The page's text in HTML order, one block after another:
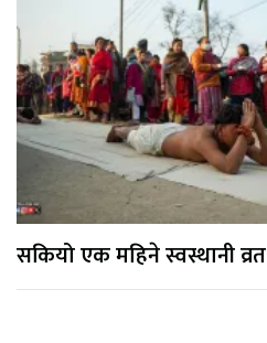
सकियो एक महिने स्वस्थानी व्रत